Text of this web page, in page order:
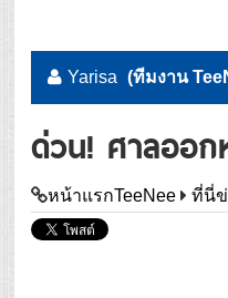
Yarisa (ทีมงาน
ด่วน! ศาลออ
หน้าแรกTeeNee ที่นี่